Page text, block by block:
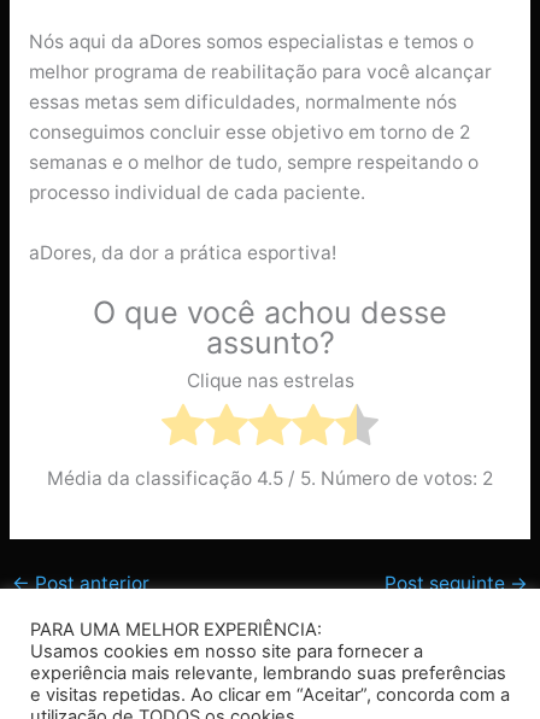
Nós aqui da aDores somos especialistas e temos o
melhor programa de reabilitação para você alcançar
essas metas sem dificuldades, normalmente nós
conseguimos concluir esse objetivo em torno de 2
semanas e o melhor de tudo, sempre respeitando o
processo individual de cada paciente.
aDores, da dor a prática esportiva!
O que você achou desse
assunto?
Clique nas estrelas
Média da classificação 4.5 / 5. Número de votos: 2
←Post anterior Post seguinte→
Copyright © 2026 Adores
PARA UMA MELHOR EXPERIÊNCIA:
Usamos cookies em nosso site para fornecer a
experiência mais relevante, lembrando suas preferências
e visitas repetidas. Ao clicar em “Aceitar”, concorda com a